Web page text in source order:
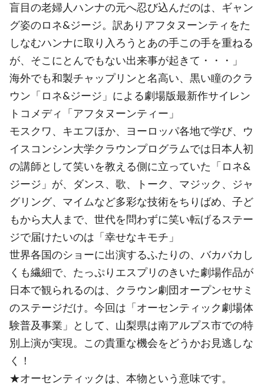
盲目の老婦人ハンナの元へ忍び込んだのは、ギャン
グ姿のロネ&ジージ。訳ありアフタヌーンティをた
しなむハンナに取り入ろうとあの手この手を重ねる
が、そこにとんでもない出来事が起きて・・・」
海外でも和製チャップリンと名高い、黒い瞳のクラ
ウン「ロネ&ジージ」による劇場版最新作サイレン
トコメディ「アフタヌーンティー」
モスクワ、キエフほか、ヨーロッパ各地で学び、ウ
イスコンシン大学クラウンプログラムでは日本人初
の講師として笑いを教える側に立っていた「ロネ&
ジージ」が、ダンス、歌、トーク、マジック、ジャ
グリング、マイムなど多彩な技術をちりばめ、子ど
もから大人まで、世代を問わずに笑い転げるステー
ジで届けたいのは「幸せなキモチ」
世界各国のショーに出演するふたりの、バカバカし
くも繊細で、たっぷりエスプリのきいた劇場作品が
日本で観られるのは、クラウン劇団オープンセサミ
のステージだけ。今回は「オーセンティック劇場体
験普及事業」として、山梨県は南アルプス市での特
別上演が実現。この貴重な機会をどうかお見逃しな
く！
★オーセンティックは、本物という意味です。